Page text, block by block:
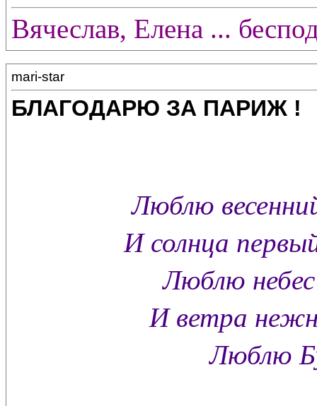
Вячеслав, Елена ...
mari-star
БЛАГОДАРЮ ЗА ПАРИЖ !
Люблю
И солнца
Люблю
И ветра
Люблю